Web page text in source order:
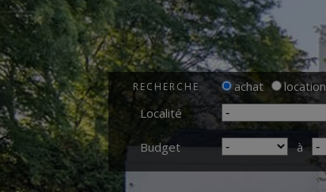
RECHERCHE achat
location
Localité
Budget à